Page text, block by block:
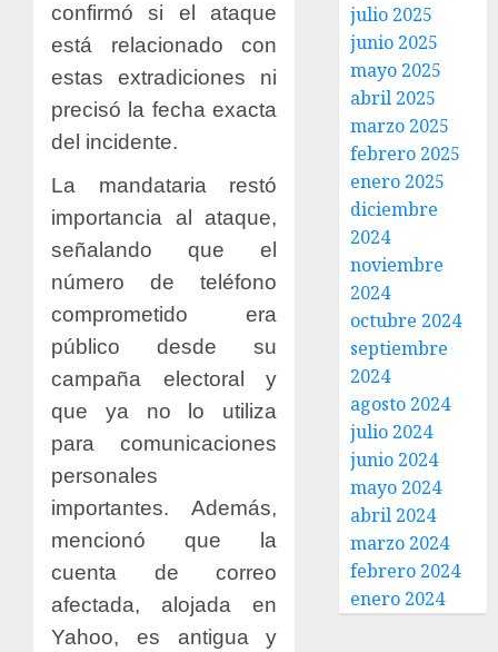
confirmó si el ataque
está relacionado con
estas extradiciones ni
precisó la fecha exacta
del incidente.
La mandataria restó
importancia al ataque,
señalando que el
número de teléfono
comprometido era
público desde su
campaña electoral y
que ya no lo utiliza
para comunicaciones
personales
importantes. Además,
mencionó que la
cuenta de correo
afectada, alojada en
Yahoo, es antigua y
julio 2025
junio 2025
mayo 2025
abril 2025
marzo 2025
febrero 2025
enero 2025
diciembre
2024
noviembre
2024
octubre 2024
septiembre
2024
agosto 2024
julio 2024
junio 2024
mayo 2024
abril 2024
marzo 2024
febrero 2024
enero 2024